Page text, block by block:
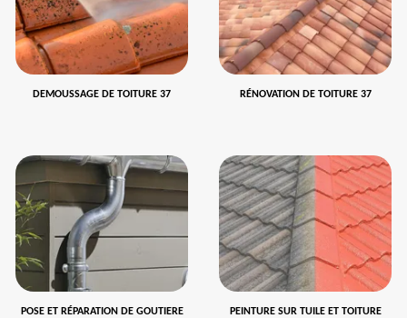
DEMOUSSAGE DE TOITURE 37 RÉNOVATION DE TOITURE 37
POSE ET RÉPARATION DE GOUTIERE
PEINTURE SUR TUILE ET TOITURE